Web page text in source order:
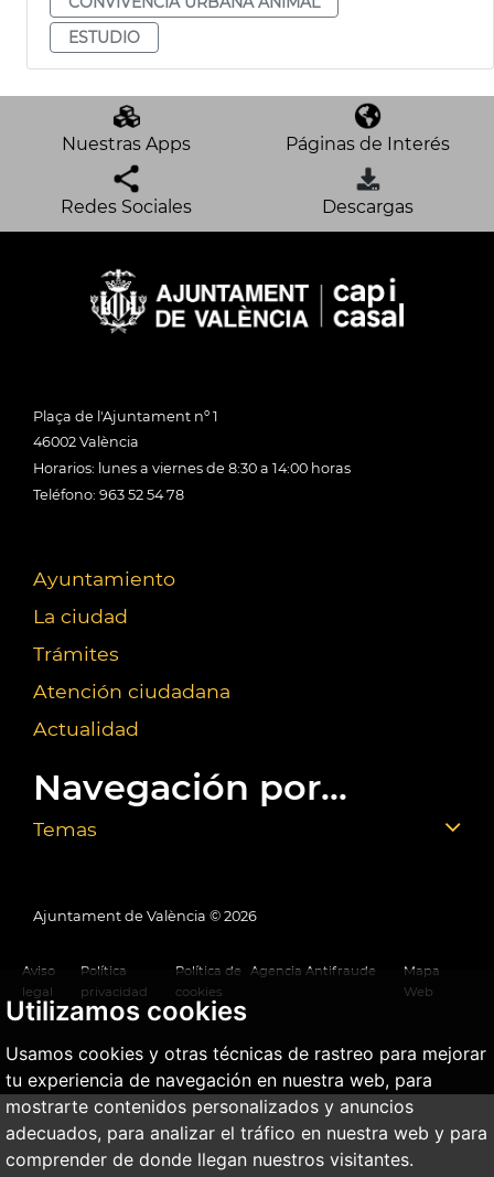
Utilizamos cookies
Usamos cookies y otras técnicas de rastreo para mejorar
tu experiencia de navegación en nuestra web, para
mostrarte contenidos personalizados y anuncios
adecuados, para analizar el tráfico en nuestra web y para
comprender de donde llegan nuestros visitantes.
ESTUDIO
Nuestras Apps Páginas de Interés
Redes Sociales Descargas
Plaça de l'Ajuntament nº 1
46002 València
Horarios: lunes a viernes de 8:30 a 14:00 horas
Teléfono: 963 52 54 78
Ayuntamiento
La ciudad
Trámites
Atención ciudadana
Actualidad
Navegación por...
Temas
Ajuntament de València © 2026
Aviso
legal
Política
privacidad
Política de
cookies
Agencia Antifraude
Mapa
Web